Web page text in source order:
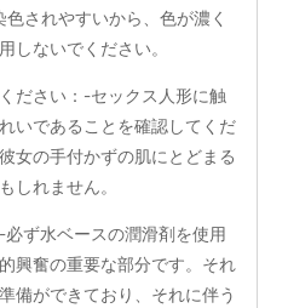
色されやすいから、色が濃く
しないでください。
ださい：-セックス人形に触
いであることを確認してくだ
女の手付かずの肌にとどまる
しれません。
ず水ベースの潤滑剤を使用
興奮の重要な部分です。それ
備ができており、それに伴う